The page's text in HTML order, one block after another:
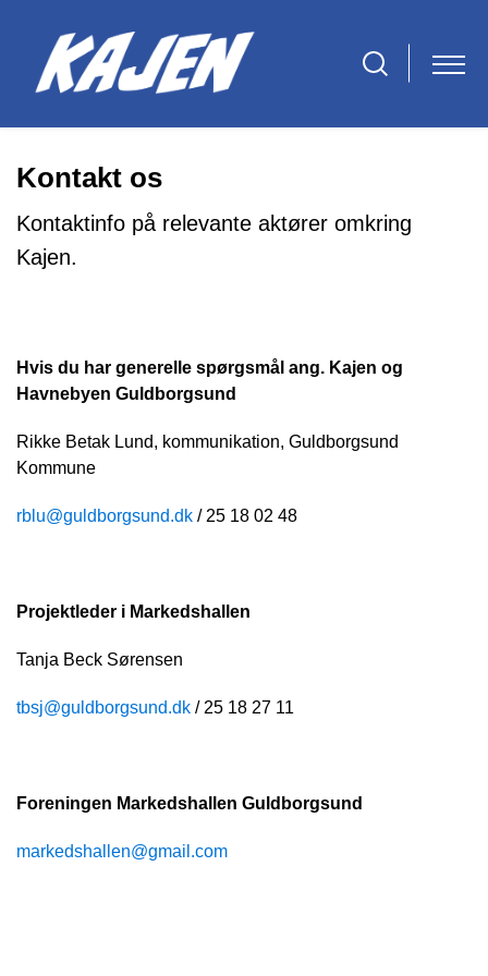
Kontakt os
Kontaktinfo på relevante aktører omkring
Kajen.
Hvis du har generelle spørgsmål ang. Kajen og
Havnebyen Guldborgsund
Rikke Betak Lund, kommunikation, Guldborgsund
Kommune
rblu@guldborgsund.dk / 25 18 02 48
Projektleder i Markedshallen
Tanja Beck Sørensen
tbsj@guldborgsund.dk / 25 18 27 11
Foreningen Markedshallen Guldborgsund
markedshallen@gmail.com